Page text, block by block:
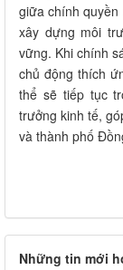
giữa chính
xây dựng môi
vững. Khi chính
chủ động thích
thể sẽ tiếp tục
trưởng kinh tế,
và thành phố
Những tin mới